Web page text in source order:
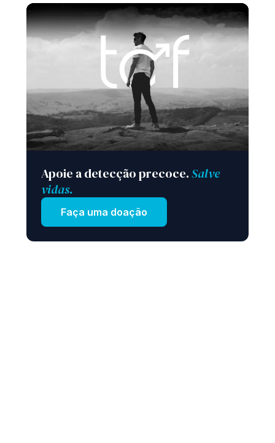
Apoie a detecção precoce.Salve
vidas.
Faça uma doação